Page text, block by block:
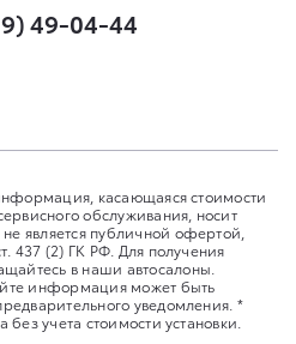
49-04-44
касающаяся стоимости
обслуживания, носит
является публичной офертой,
437 (2) ГК РФ. Для получения
в наши автосалоны.
информация может быть
уведомления. *
без учета стоимости установки.